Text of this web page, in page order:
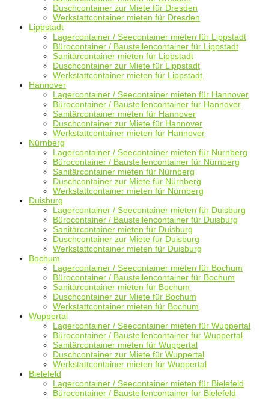
Duschcontainer zur Miete für Dresden
Werkstattcontainer mieten für Dresden
Lippstadt
Lagercontainer / Seecontainer mieten für Lippstadt
Bürocontainer / Baustellencontainer für Lippstadt
Sanitärcontainer mieten für Lippstadt
Duschcontainer zur Miete für Lippstadt
Werkstattcontainer mieten für Lippstadt
Hannover
Lagercontainer / Seecontainer mieten für Hannover
Bürocontainer / Baustellencontainer für Hannover
Sanitärcontainer mieten für Hannover
Duschcontainer zur Miete für Hannover
Werkstattcontainer mieten für Hannover
Nürnberg
Lagercontainer / Seecontainer mieten für Nürnberg
Bürocontainer / Baustellencontainer für Nürnberg
Sanitärcontainer mieten für Nürnberg
Duschcontainer zur Miete für Nürnberg
Werkstattcontainer mieten für Nürnberg
Duisburg
Lagercontainer / Seecontainer mieten für Duisburg
Bürocontainer / Baustellencontainer für Duisburg
Sanitärcontainer mieten für Duisburg
Duschcontainer zur Miete für Duisburg
Werkstattcontainer mieten für Duisburg
Bochum
Lagercontainer / Seecontainer mieten für Bochum
Bürocontainer / Baustellencontainer für Bochum
Sanitärcontainer mieten für Bochum
Duschcontainer zur Miete für Bochum
Werkstattcontainer mieten für Bochum
Wuppertal
Lagercontainer / Seecontainer mieten für Wuppertal
Bürocontainer / Baustellencontainer für Wuppertal
Sanitärcontainer mieten für Wuppertal
Duschcontainer zur Miete für Wuppertal
Werkstattcontainer mieten für Wuppertal
Bielefeld
Lagercontainer / Seecontainer mieten für Bielefeld
Bürocontainer / Baustellencontainer für Bielefeld